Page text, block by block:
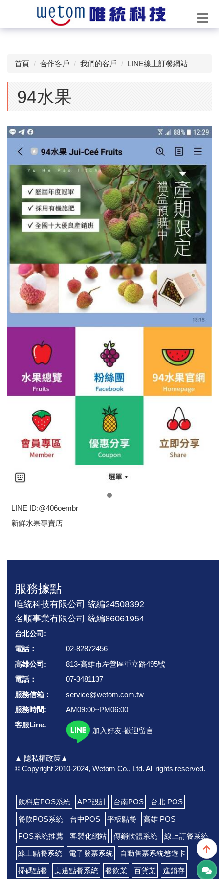
首頁 合作客戶 我們的客戶 LINE線上訂餐網站
94水果
LINE ID:@406oembr
新鮮水果專賣店
服務據點
唯統科技有限公司 統編24508392
名順事業有限公司 統編86061954
台北公司:
電話：
02-82872456
高雄公司:
813-高雄市左營區重立路495號
電話：
07-3481137
服務信箱：
service@wetom.com.tw
服務時間:
AM09:00~PM06:00
客服Line:
加入好友-歡迎留言
▲ 隱私權政策▲
© Copyright 2010-2024, Wetom Co., Ltd. All rights reserved.
飲料店POS系統 APP設計 台南POS 台北 POS
餐飲POS系統 台中POS 平板點餐 高雄 POS
POS系統推薦 客製化網站 傳銷軟體系統 線上訂餐系統
線上點餐系統 電子發票系統 自動售票系統悠遊卡
掃碼點餐 桌邊點餐系統 餐飲業 百貨業 進銷存